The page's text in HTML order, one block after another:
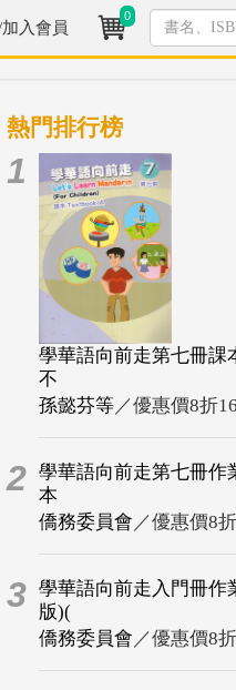
入會員
0
熱門排行榜
1
學華語向前走第七冊課
不
孫懿芬等／優惠價8折
2 學華語向前走第七冊作
本
僑務委員會 ／優惠價8
3 學華語向前走入門冊作
版)(
僑務委員會 ／優惠價8